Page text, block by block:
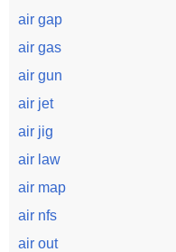
air gap
air gas
air gun
air jet
air jig
air law
air map
air nfs
air out